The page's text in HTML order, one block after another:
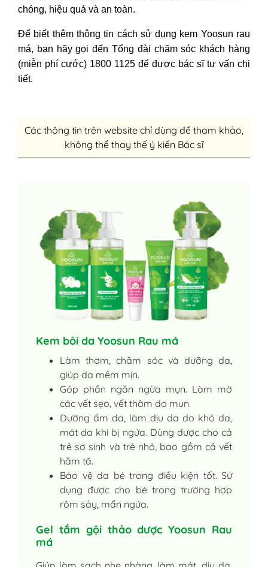
chóng, hiệu quả và an toàn.
Để biết thêm thông tin cách sử dụng kem Yoosun rau
má, bạn hãy gọi đến Tổng đài chăm sóc khách hàng
(miễn phí cước) 1800 1125 để được bác sĩ tư vấn chi
tiết.
Các thông tin trên website chỉ dùng để tham khảo,
không thể thay thế ý kiến Bác sĩ
Kem bôi da Yoosun Rau má
Làm thơm, chăm sóc và dưỡng da,
giúp da mềm mịn.
Góp phần ngăn ngừa mụn. Làm mờ
các vết sẹo, vết thâm do mụn.
Dưỡng ẩm da, làm dịu da do khô da,
mát da khi bị ngứa. Dùng được cho cả
trẻ sơ sinh và trẻ nhỏ, bao gồm cả vết
hăm tã.
Bảo vệ da bé trong điều kiện tốt. Sử
dụng được cho bé trong trường hợp
rôm sảy, mẩn ngứa.
Gel tắm gội thảo dược Yoosun Rau
má